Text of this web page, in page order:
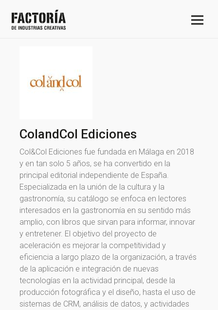
ColandCol Ediciones
Col&Col Ediciones fue fundada en Málaga en 2018
y en tan solo 5 años, se ha convertido en la
principal editorial independiente de España.
Especializada en la unión de la cultura y la
gastronomía, su catálogo se enfoca en lectores
interesados en la gastronomía en su sentido más
amplio, con libros que sirvan para informar, innovar
y entretener. El objetivo del proyecto de
aceleración es mejorar la competitividad y
eficiencia a largo plazo de la organización, a través
de la aplicación e integración de nuevas
tecnologías en la actividad principal, desde la
producción fotográfica y el diseño, hasta el uso de
sistemas de CRM, análisis de datos, y actividades